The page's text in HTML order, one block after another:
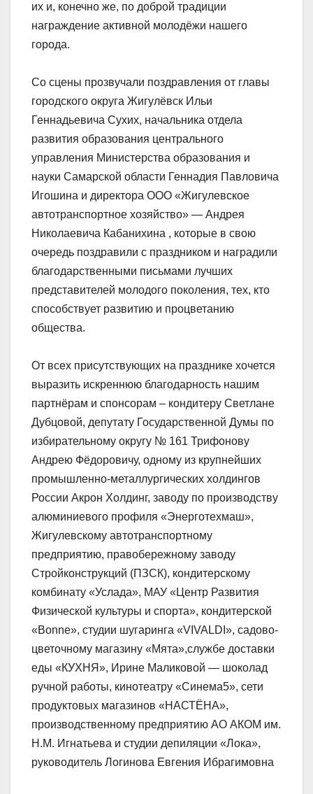
их и, конечно же, по доброй традиции
награждение активной молодёжи нашего
города.
Со сцены прозвучали поздравления от главы
городского округа Жигулёвск Ильи
Геннадьевича Сухих, начальника отдела
развития образования центрального
управления Министерства образования и
науки Самарской области Геннадия Павловича
Игошина и директора ООО «Жигулевское
автотранспортное хозяйство» — Андрея
Николаевича Кабанихина , которые в свою
очередь поздравили с праздником и наградили
благодарственными письмами лучших
представителей молодого поколения, тех, кто
способствует развитию и процветанию
общества.
От всех присутствующих на празднике хочется
выразить искреннюю благодарность нашим
партнёрам и спонсорам – кондитеру Светлане
Дубцовой, депутату Государственной Думы по
избирательному округу № 161 Трифонову
Андрею Фёдоровичу, одному из крупнейших
промышленно-металлургических холдингов
России Акрон Холдинг, заводу по производству
алюминиевого профиля «Энерготехмаш»,
Жигулевскому автотранспортному
предприятию, правобережному заводу
Стройконструкций (ПЗСК), кондитерскому
комбинату «Услада», МАУ «Центр Развития
Физической культуры и спорта», кондитерской
«Bonne», студии шугаринга «VIVALDI», садово-
цветочному магазину «Мята»,службе доставки
еды «КУХНЯ», Ирине Маликовой — шоколад
ручной работы, кинотеатру «Синема5», сети
продуктовых магазинов «НАСТЁНА»,
производственному предприятию АО АКОМ им.
Н.М. Игнатьева и студии депиляции «Лока»,
руководитель Логинова Евгения Ибрагимовна